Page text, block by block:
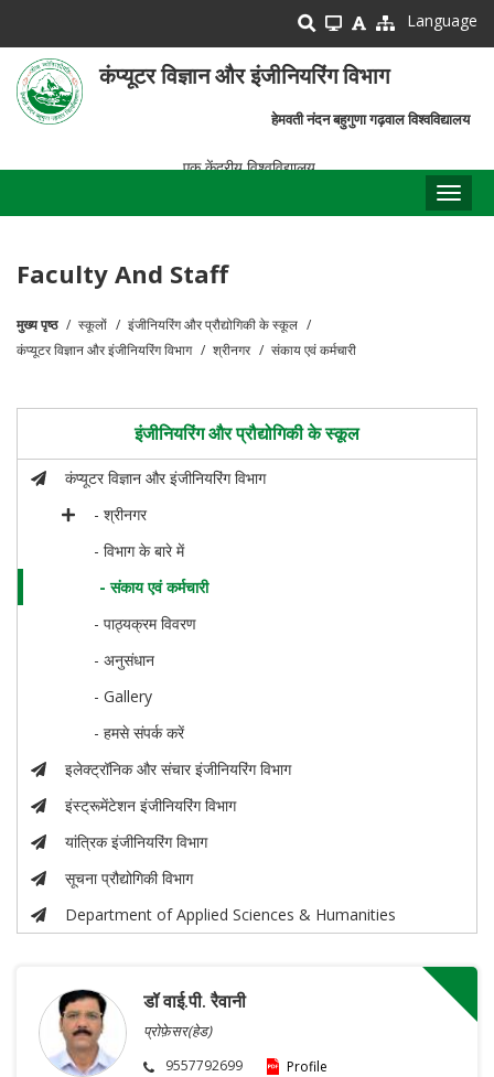
main
content
Language
कंप्यूटर विज्ञान और इंजीनियरिंग विभाग
हेमवती नंदन बहुगुणा गढ़वाल विश्वविद्यालय
एक केंद्रीय विश्वविद्यालय
Faculty And Staff
पग
मुख्य पृष्ठ स्कूलों
इंजीनियरिंग और प्रौद्योगिकी के स्कूल
कंप्यूटर विज्ञान और इंजीनियरिंग विभाग
श्रीनगर संकाय एवं कर्मचारी
इंजीनियरिंग और प्रौद्योगिकी के स्कूल
कंप्यूटर विज्ञान और इंजीनियरिंग विभाग
- श्रीनगर
- विभाग के बारे में
- संकाय एवं कर्मचारी
- पाठ्यक्रम विवरण
- अनुसंधान
- Gallery
- हमसे संपर्क करें
इलेक्ट्रॉनिक और संचार इंजीनियरिंग विभाग
इंस्ट्रूमेंटेशन इंजीनियरिंग विभाग
यांत्रिक इंजीनियरिंग विभाग
सूचना प्रौद्योगिकी विभाग
Department of Applied Sciences & Humanities
डॉ वाई.पी. रैवानी
प्रोफ़ेसर(हेड)
9557792699
Profile